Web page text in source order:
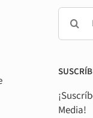
Buscar:
Media!